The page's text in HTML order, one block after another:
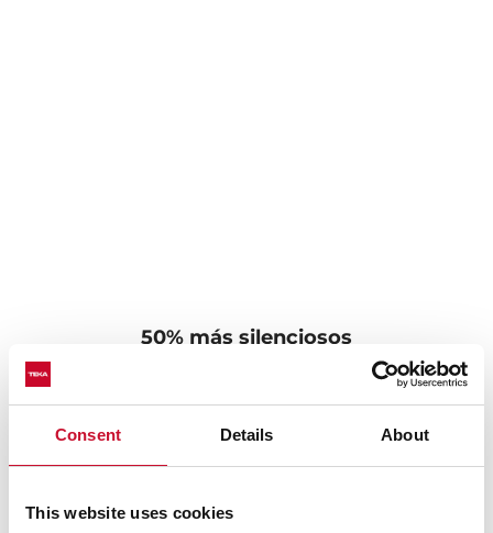
Consent Details About
This website uses cookies
50% más silenciosos
¿Es el ruido del fregadero una fuente de irritación para
tu familia? No te preocupes, los fregaderos con la
tecnología SilentSmart, están diseñados con un
mejor aliado junto con su distribución especial,